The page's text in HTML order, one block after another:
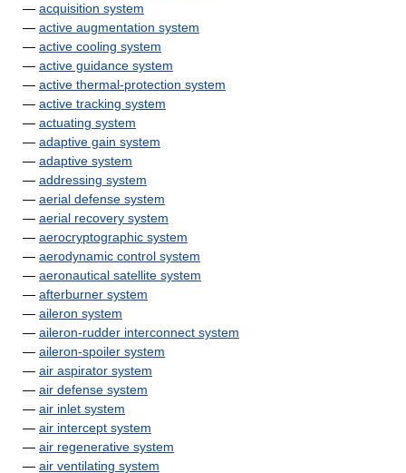
— acquisition system
— active augmentation system
— active cooling system
— active guidance system
— active thermal-protection system
— active tracking system
— actuating system
— adaptive gain system
— adaptive system
— addressing system
— aerial defense system
— aerial recovery system
— aerocryptographic system
— aerodynamic control system
— aeronautical satellite system
— afterburner system
— aileron system
— aileron-rudder interconnect system
— aileron-spoiler system
— air aspirator system
— air defense system
— air inlet system
— air intercept system
— air regenerative system
— air ventilating system